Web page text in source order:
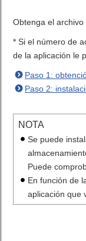
Obtenga el archivo
* Si el número de
de la aplicación le
Paso 1:
Paso 2:
NOTA
Se puede
Puede
En función de
aplicación que